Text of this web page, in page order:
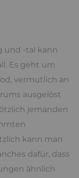
und -tal kann
Es geht um
vermutlich an
ausgelöst
jemanden
kann man
dafür, dass
ähnlich